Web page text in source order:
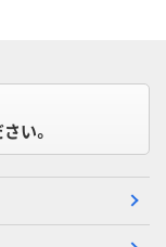
い。